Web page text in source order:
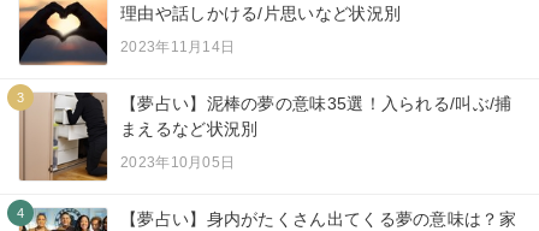
理由や話しかける/片思いなど状況別
2023年11月14日
3
【夢占い】泥棒の夢の意味35選！入られる/叫ぶ/捕
まえるなど状況別
2023年10月05日
4
【夢占い】身内がたくさん出てくる夢の意味は？家